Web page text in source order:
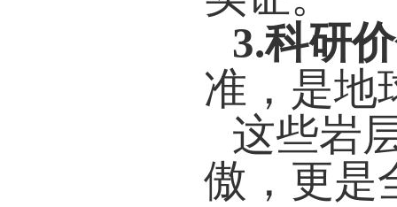
3.科研
准，是地
这些岩
傲，更是